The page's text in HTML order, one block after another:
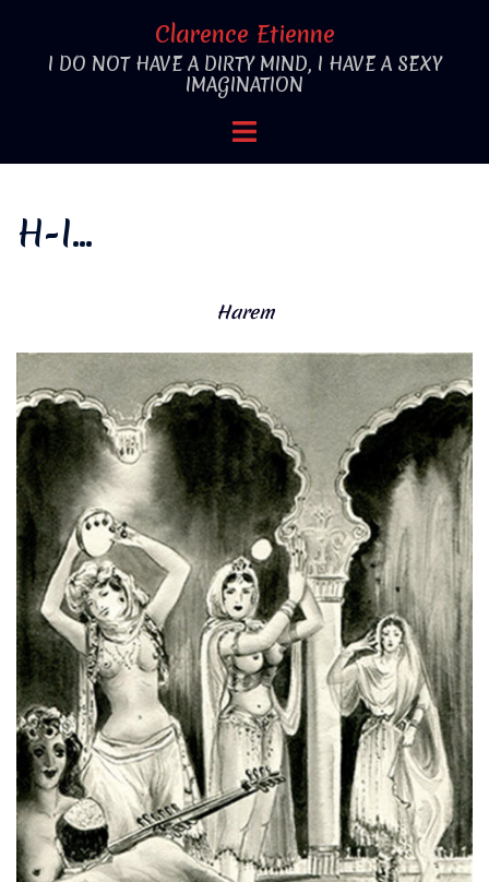
contenu
Clarence Etienne
I DO NOT HAVE A DIRTY MIND, I HAVE A SEXY
IMAGINATION
Ouvrir/fermer
H-I…
Harem